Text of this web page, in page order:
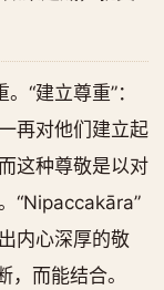
“建立尊重”：
再对他们建立起
这种尊敬是以对
“Nipaccakāra”
内心深厚的敬
而能结合。